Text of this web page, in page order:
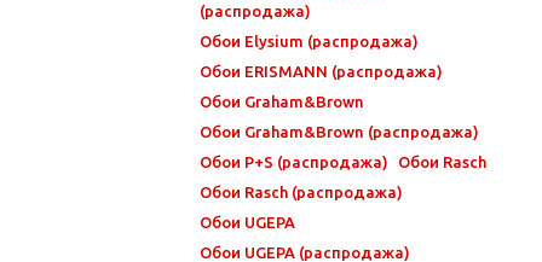
(распродажа)
Обои Elysium (распродажа)
Обои ERISMANN (распродажа)
Обои Graham&Brown
Обои Graham&Brown (распродажа)
Обои P+S (распродажа)
Обои Rasch
Обои Rasch (распродажа)
Обои UGEPA
Обои UGEPA (распродажа)